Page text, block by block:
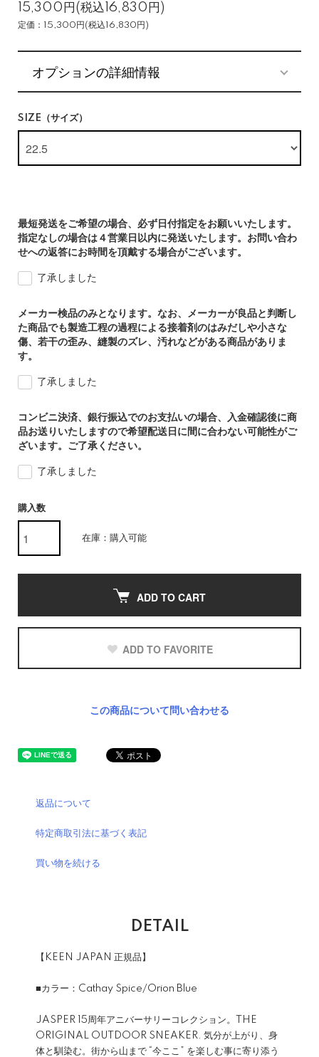
15,300円(税込16,830円)
定価：15,300円(税込16,830円)
オプションの詳細情報
SIZE（サイズ）
最短発送をご希望の場合、必ず日付指定をお願いいたします。
指定なしの場合は４営業日以内に発送いたします。お問い合わ
せへの返答にお時間を頂戴する場合がございます。
了承しました
メーカー検品のみとなります。なお、メーカーが良品と判断し
た商品でも製造工程の過程による接着剤のはみだしや小さな
傷、若干の歪み、縫製のズレ、汚れなどがある商品がありま
す。
了承しました
コンビニ決済、銀行振込でのお支払いの場合、入金確認後に商
品お送りいたしますので希望配送日に間に合わない可能性がご
ざいます。ご了承ください。
了承しました
購入数
在庫：購入可能
ADD TO CART
ADD TO FAVORITE
この商品について問い合わせる
返品について
特定商取引法に基づく表記
買い物を続ける
DETAIL
【KEEN JAPAN 正規品】
■カラー：Cathay Spice/Orion Blue
JASPER 15周年アニバーサリーコレクション。THE
ORIGINAL OUTDOOR SNEAKER. 気分が上がり、身
体と馴染む。街から山まで “今ここ” を楽しむ事に寄り添う